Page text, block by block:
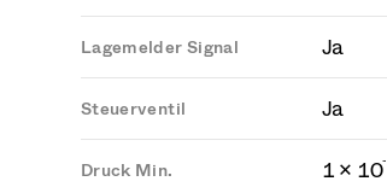
Lagemelder Signal Ja
Steuerventil Ja
Druck Min. 1 × 10-